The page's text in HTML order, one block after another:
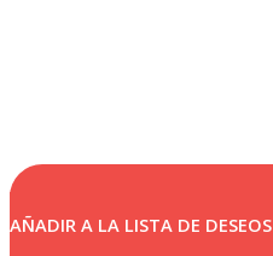
AÑADIR A LA LISTA DE DESEOS